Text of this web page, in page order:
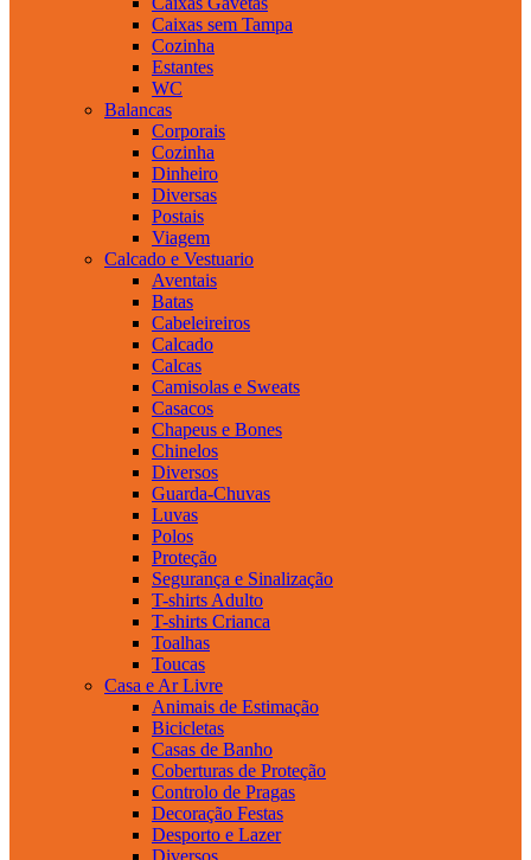
Caixas sem Tampa
Cozinha
Estantes
WC
Balancas
Corporais
Cozinha
Dinheiro
Diversas
Postais
Viagem
Calcado e Vestuario
Aventais
Batas
Cabeleireiros
Calcado
Calcas
Camisolas e Sweats
Casacos
Chapeus e Bones
Chinelos
Diversos
Guarda-Chuvas
Luvas
Polos
Proteção
Segurança e Sinalização
T-shirts Adulto
T-shirts Crianca
Toalhas
Toucas
Casa e Ar Livre
Animais de Estimação
Bicicletas
Casas de Banho
Coberturas de Proteção
Controlo de Pragas
Decoração Festas
Desporto e Lazer
Diversos